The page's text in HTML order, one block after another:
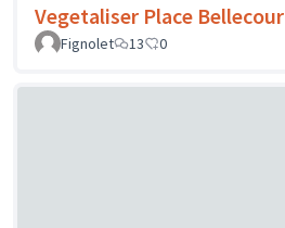
Vegetaliser Place Bellecour
Fignolet
13 0